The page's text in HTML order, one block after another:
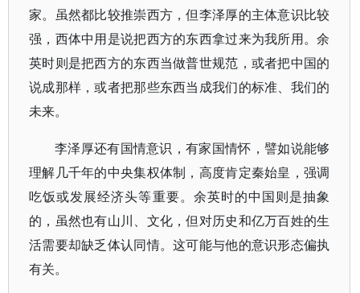
家。虽然都比较推崇西方，但李泽厚的主体意识比较
强，西体中用是说把西方的东西拿过来为我所用。余
英时则是把西方的东西当做普世规范，或者把中国的
说成那样，或者把那些东西当成我们的标准、我们的
未来。
李泽厚还有国情意识，有家国情怀，譬如说能够
理解几千年的中央集权体制，高度肯定秦始皇，强调
吃饭或发展经济头等重要。余英时的中国则是抽象
的，虽然也有山川、文化，但对历史和亿万百姓的生
活需要却缺乏体认同情。这可能与他的意识形态偏执
有关。